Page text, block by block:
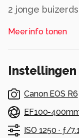
2 jonge
Alle rechten
Meer info tonen
Instellingen
Canon EOS R6
EF100-
ISO 1250 · ƒ/